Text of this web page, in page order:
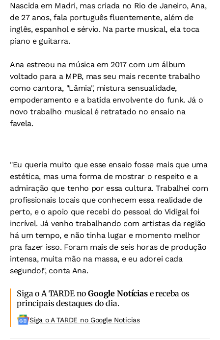
Nascida em Madri, mas criada no Rio de Janeiro, Ana,
de 27 anos, fala português fluentemente, além de
inglês, espanhol e sérvio. Na parte musical, ela toca
piano e guitarra.
Ana estreou na música em 2017 com um álbum
voltado para a MPB, mas seu mais recente trabalho
como cantora, "Lâmia", mistura sensualidade,
empoderamento e a batida envolvente do funk. Já o
novo trabalho musical é retratado no ensaio na
favela.
"Eu queria muito que esse ensaio fosse mais que uma
estética, mas uma forma de mostrar o respeito e a
admiração que tenho por essa cultura. Trabalhei com
profissionais locais que conhecem essa realidade de
perto, e o apoio que recebi do pessoal do Vidigal foi
incrível. Já venho trabalhando com artistas da região
há um tempo, e não tinha lugar e momento melhor
pra fazer isso. Foram mais de seis horas de produção
intensa, muita mão na massa, e eu adorei cada
segundo!", conta Ana.
Siga o A TARDE noGoogle Notíciase receba os
principais destaques do dia.
Siga o A TARDE no Google Noticias